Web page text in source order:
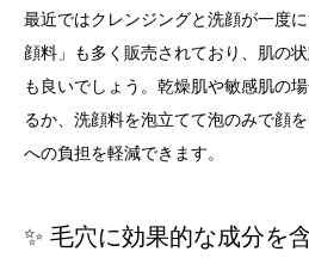
最近ではクレンジングと洗顔が一度
顔料」も多く販売されており、肌の
も良いでしょう。乾燥肌や敏感肌の
るか、洗顔料を泡立てて泡のみで顔
への負担を軽減できます。
✨ 毛穴に効果的な成分を